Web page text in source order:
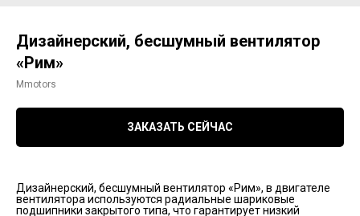
Дизайнерский, бесшумный вентилятор
«Рим»
Mmotors
ЗАКАЗАТЬ СЕЙЧАС
Дизайнерский, бесшумный вентилятор «Рим», в двигателе
вентилятора используются радиальные шариковые
подшипники закрытого типа, что гарантирует низкий